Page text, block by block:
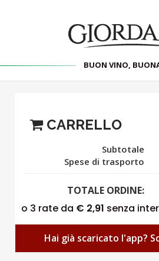
BUON VINO,
CARRELLO
Subtotale
Spese di trasporto
TOTALE ORDINE:
Hai già scaricato l'app?